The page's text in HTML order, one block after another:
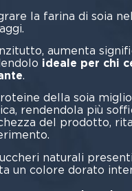
la farina di soia
aumenta
ideale per chi
.
della soia
rendendola più
del prodotto,
naturali
un colore dorato